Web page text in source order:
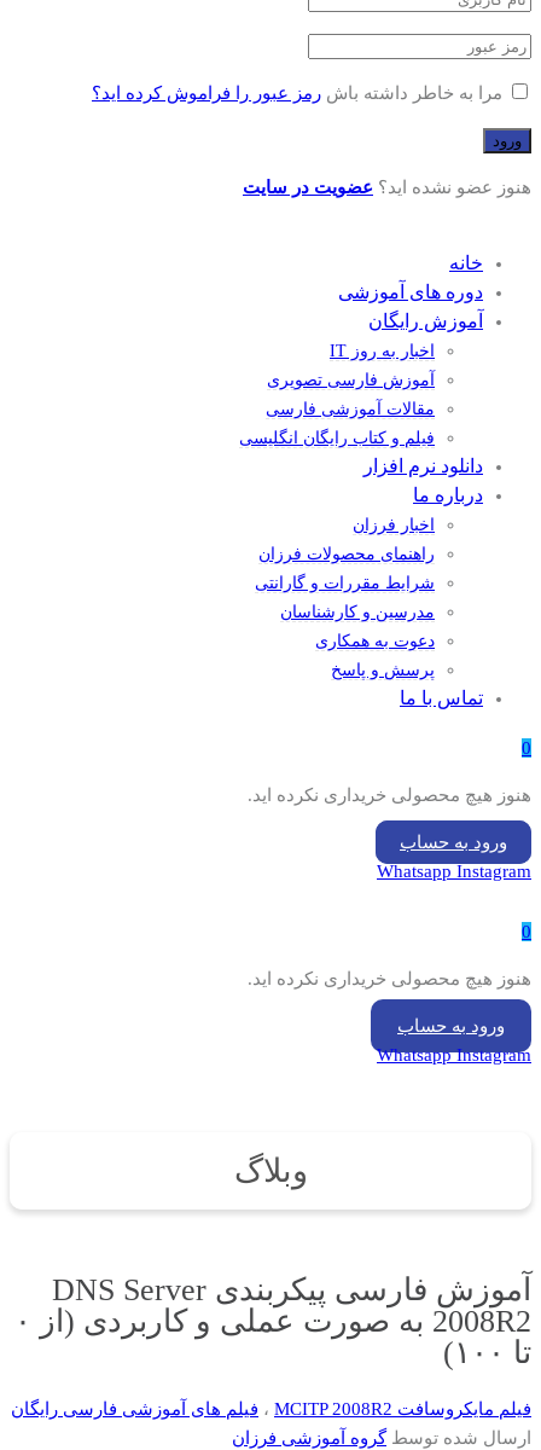
مرا به خاطر داشته باش رمز عبور را فراموش کرده اید؟
هنوز عضو نشده اید؟ عضویت در سایت
خانه
دوره های آموزشی
آموزش رایگان
اخبار به روز IT
آموزش فارسی تصویری
مقالات آموزشی فارسی
فیلم و کتاب رایگان انگلیسی
دانلود نرم افزار
درباره ما
اخبار فرزان
راهنمای محصولات فرزان
شرایط مقررات و گارانتی
مدرسین و کارشناسان
دعوت به همکاری
پرسش و پاسخ
تماس با ما
0
هنوز هیچ محصولی خریداری نکرده اید.
ورود به حساب
Whatsapp Instagram
0
هنوز هیچ محصولی خریداری نکرده اید.
ورود به حساب
Whatsapp Instagram
وبلاگ
آموزش فارسی پیکربندی DNS Server
2008R2 به صورت عملی و کاربردی (از ۰
تا ۱۰۰)
فیلم مایکروسافت MCITP 2008R2 ، فیلم های آموزشی فارسی رایگان
ارسال شده توسطگروه آموزشی فرزان